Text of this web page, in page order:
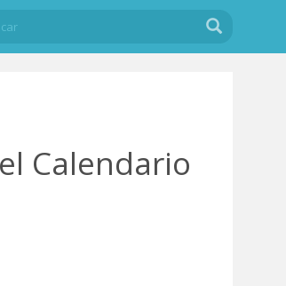
Buscar
Calendario